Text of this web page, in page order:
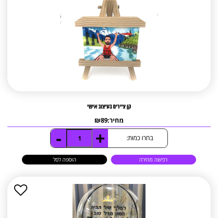
קן ציירים בעיצוב אישי
מחיר: ₪89
בחרו כמות: +
כמות
של
בעיצוב
אישי
-
רכישה מהירה הוספה לסל